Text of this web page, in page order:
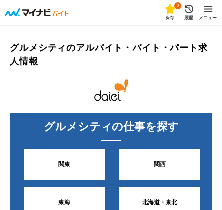
0
保存 履歴 メニュー
グルメシティのアルバイト・バイト・パート求
人情報
グルメシティ の仕事を探す
関東 関西
東海 北海道・東北